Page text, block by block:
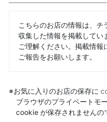
こちらのお店の情報は、
収集した情報を掲載してい
ご理解ください。掲載情
ご報告をお願いします。
※お気に入りのお店の保存に
ブラウザのプライベートモ
cookie が保存されませんの